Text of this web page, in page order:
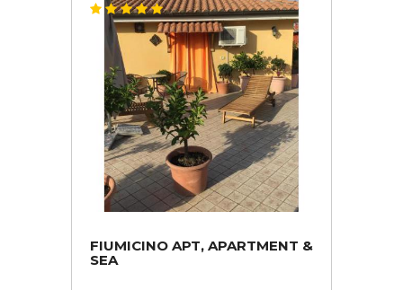
FIUMICINO APT, APARTMENT &
SEA